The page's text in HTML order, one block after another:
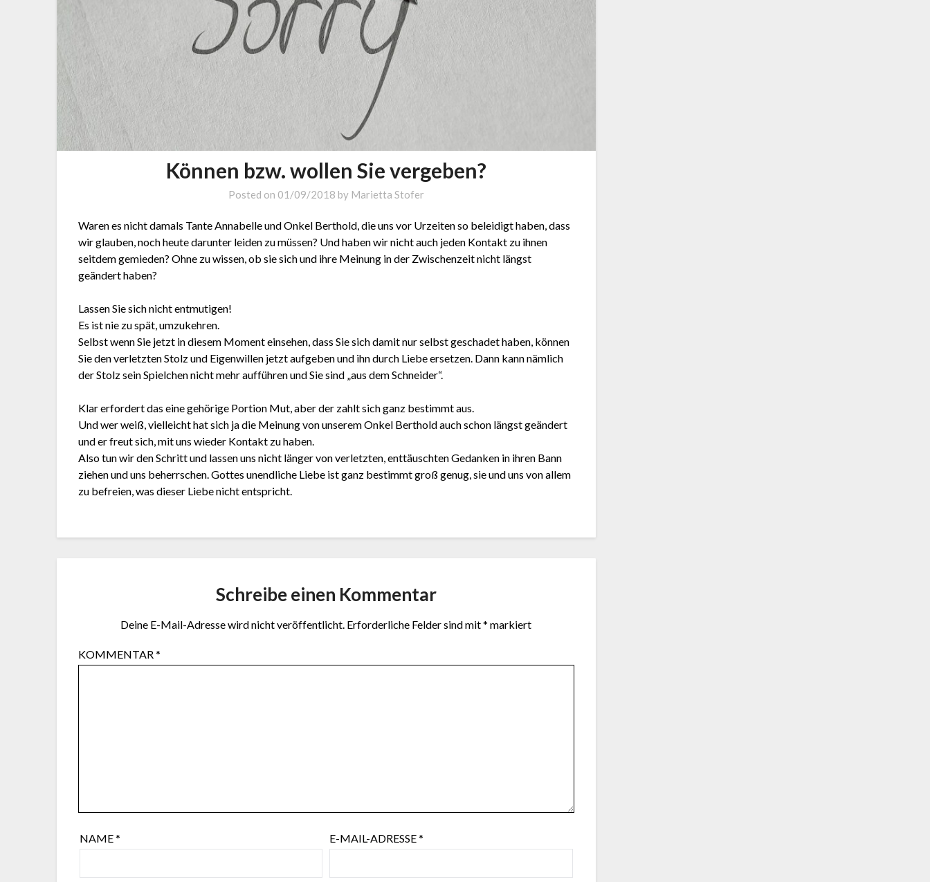
Können bzw. wollen Sie vergeben?
Posted on 01/09/2018 by Marietta Stofer
Waren es nicht damals Tante Annabelle und Onkel Berthold, die uns vor Urzeiten so beleidigt haben, dass
wir glauben, noch heute darunter leiden zu müssen? Und haben wir nicht auch jeden Kontakt zu ihnen
seitdem gemieden? Ohne zu wissen, ob sie sich und ihre Meinung in der Zwischenzeit nicht längst
geändert haben?
Lassen Sie sich nicht entmutigen!
Es ist nie zu spät, umzukehren.
Selbst wenn Sie jetzt in diesem Moment einsehen, dass Sie sich damit nur selbst geschadet haben, können
Sie den verletzten Stolz und Eigenwillen jetzt aufgeben und ihn durch Liebe ersetzen. Dann kann nämlich
der Stolz sein Spielchen nicht mehr aufführen und Sie sind „aus dem Schneider“.
Klar erfordert das eine gehörige Portion Mut, aber der zahlt sich ganz bestimmt aus.
Und wer weiß, vielleicht hat sich ja die Meinung von unserem Onkel Berthold auch schon längst geändert
und er freut sich, mit uns wieder Kontakt zu haben.
Also tun wir den Schritt und lassen uns nicht länger von verletzten, enttäuschten Gedanken in ihren Bann
ziehen und uns beherrschen. Gottes unendliche Liebe ist ganz bestimmt groß genug, sie und uns von allem
zu befreien, was dieser Liebe nicht entspricht.
Schreibe einen Kommentar
Deine E-Mail-Adresse wird nicht veröffentlicht. Erforderliche Felder sind mit* markiert
KOMMENTAR*
NAME* E-MAIL-ADRESSE*